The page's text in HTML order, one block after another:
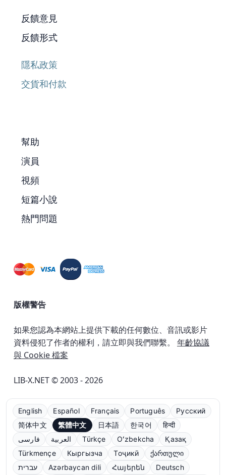
反饋意見
反饋形式
隱私政策
交貨和付款
幫助
演員
視頻
短篇小說
熱門問題
版權警告
如果您認為本網站上提供下載的任何數位、音訊或影片
資料侵犯了作者的權利，請立即與我們聯繫。 年齡協議
與 Cookie 檔案
LIB-X.NET © 2003 - 2026
English Español Français Português
Русский
简体中文
繁體中文 日本語 한국어
हिन्दी
فارسی
العربية Türkçe Oʻzbekcha
Қазақ
Türkmençe
Кыргызча Тоҷикӣ
ქართული
עברית
Azərbaycan dili Հայերեն Deutsch